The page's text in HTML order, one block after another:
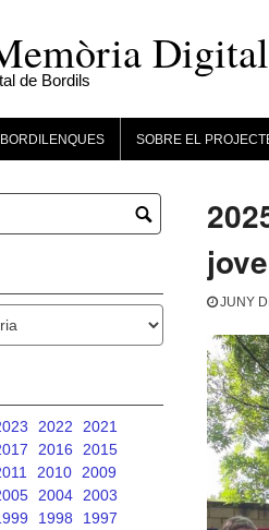
de Bordils
SOBRE EL
JUNY
2022
2021
2016
2015
2010
2009
2004
2003
1998
1997